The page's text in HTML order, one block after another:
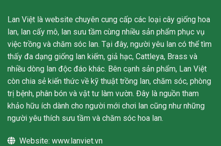
Lan Việt là website chuyên cung cấp các loại cây giống hoa
lan, lan cấy mô, lan sưu tầm cùng nhiều sản phẩm phục vụ
việc trồng và chăm sóc lan. Tại đây, người yêu lan có thể tìm
thấy đa dạng giống lan kiếm, giả hạc, Cattleya, Brass và
nhiều dòng lan độc đáo khác. Bên cạnh sản phẩm, Lan Việt
còn chia sẻ kiến thức về kỹ thuật trồng lan, chăm sóc, phòng
trị bệnh, phân bón và vật tư làm vườn. Đây là nguồn tham
khảo hữu ích dành cho người mới chơi lan cũng như những
người yêu thích sưu tầm và chăm sóc hoa lan.
Website: www.lanviet.vn